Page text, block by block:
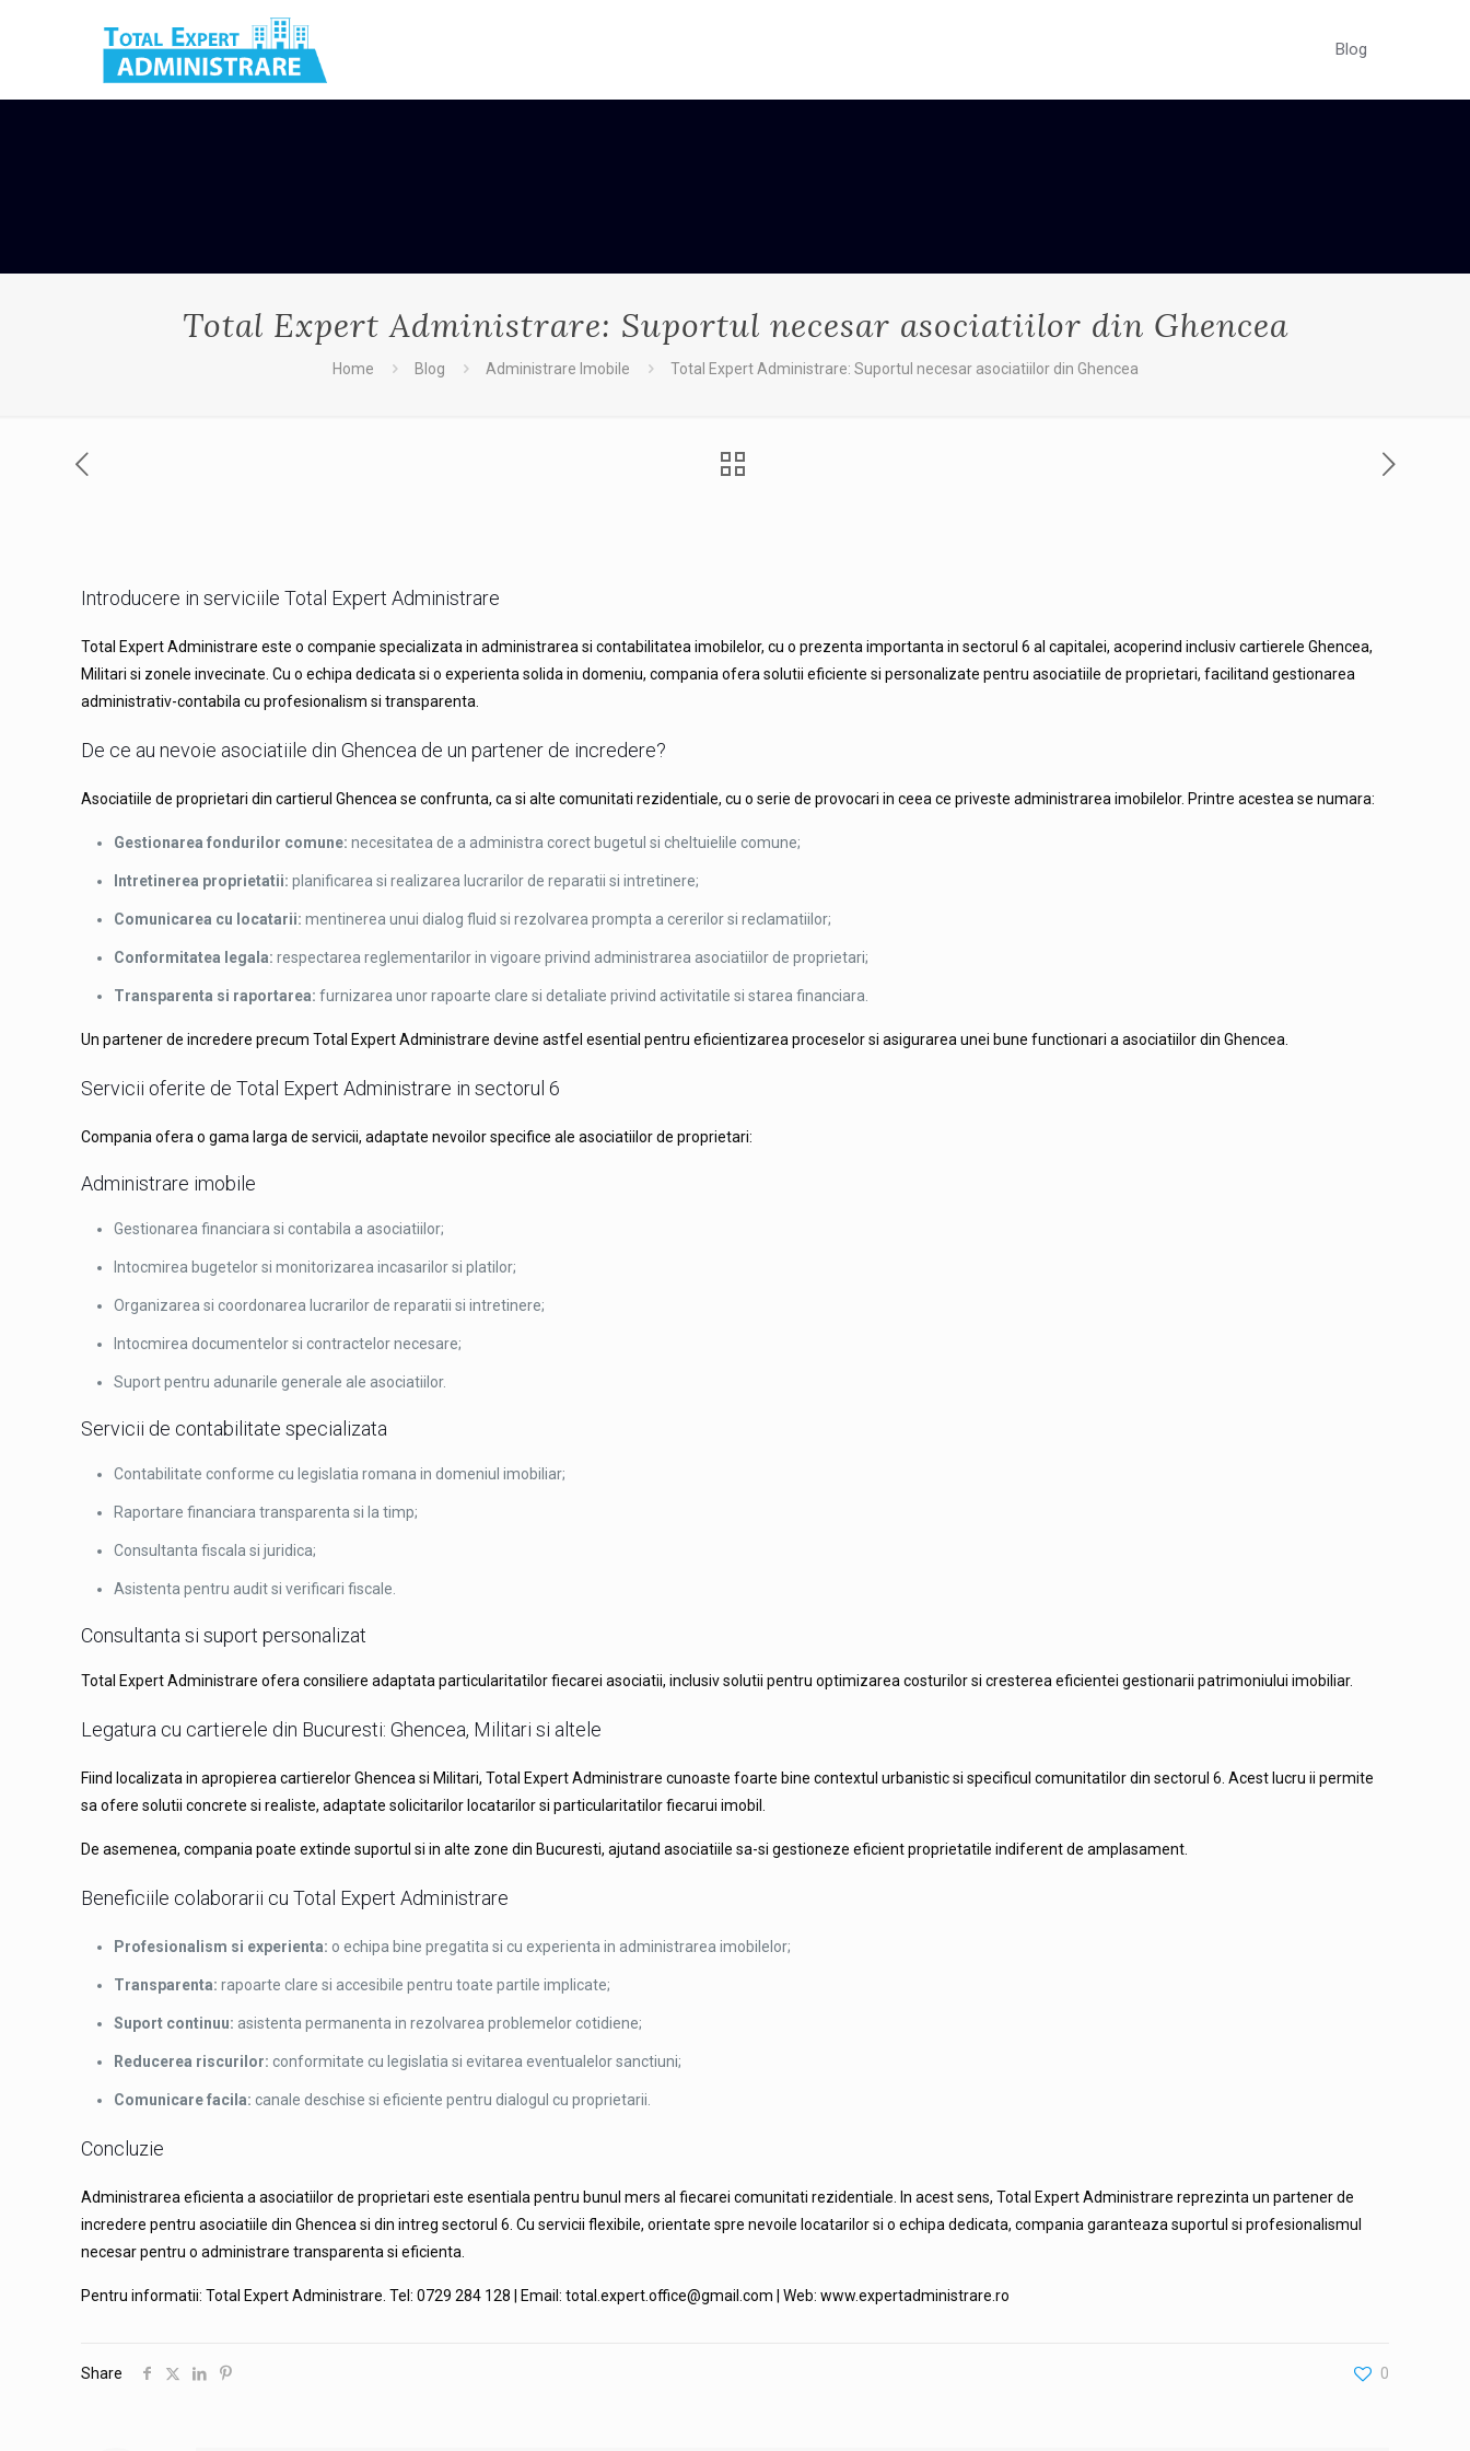
Blog
Total Expert Administrare: Suportul necesar asociatiilor din Ghencea
Home Blog Administrare Imobile Total Expert Administrare: Suportul necesar asociatiilor din Ghencea
Introducere in serviciile Total Expert Administrare
Total Expert Administrare este o companie specializata in administrarea si contabilitatea imobilelor, cu o prezenta importanta in sectorul 6 al capitalei, acoperind inclusiv cartierele Ghencea,
Militari si zonele invecinate. Cu o echipa dedicata si o experienta solida in domeniu, compania ofera solutii eficiente si personalizate pentru asociatiile de proprietari, facilitand gestionarea
administrativ-contabila cu profesionalism si transparenta.
De ce au nevoie asociatiile din Ghencea de un partener de incredere?
Asociatiile de proprietari din cartierul Ghencea se confrunta, ca si alte comunitati rezidentiale, cu o serie de provocari in ceea ce priveste administrarea imobilelor. Printre acestea se numara:
Gestionarea fondurilor comune: necesitatea de a administra corect bugetul si cheltuielile comune;
Intretinerea proprietatii: planificarea si realizarea lucrarilor de reparatii si intretinere;
Comunicarea cu locatarii: mentinerea unui dialog fluid si rezolvarea prompta a cererilor si reclamatiilor;
Conformitatea legala: respectarea reglementarilor in vigoare privind administrarea asociatiilor de proprietari;
Transparenta si raportarea: furnizarea unor rapoarte clare si detaliate privind activitatile si starea financiara.
Un partener de incredere precum Total Expert Administrare devine astfel esential pentru eficientizarea proceselor si asigurarea unei bune functionari a asociatiilor din Ghencea.
Servicii oferite de Total Expert Administrare in sectorul 6
Compania ofera o gama larga de servicii, adaptate nevoilor specifice ale asociatiilor de proprietari:
Administrare imobile
Gestionarea financiara si contabila a asociatiilor;
Intocmirea bugetelor si monitorizarea incasarilor si platilor;
Organizarea si coordonarea lucrarilor de reparatii si intretinere;
Intocmirea documentelor si contractelor necesare;
Suport pentru adunarile generale ale asociatiilor.
Servicii de contabilitate specializata
Contabilitate conforme cu legislatia romana in domeniul imobiliar;
Raportare financiara transparenta si la timp;
Consultanta fiscala si juridica;
Asistenta pentru audit si verificari fiscale.
Consultanta si suport personalizat
Total Expert Administrare ofera consiliere adaptata particularitatilor fiecarei asociatii, inclusiv solutii pentru optimizarea costurilor si cresterea eficientei gestionarii patrimoniului imobiliar.
Legatura cu cartierele din Bucuresti: Ghencea, Militari si altele
Fiind localizata in apropierea cartierelor Ghencea si Militari, Total Expert Administrare cunoaste foarte bine contextul urbanistic si specificul comunitatilor din sectorul 6. Acest lucru ii permite
sa ofere solutii concrete si realiste, adaptate solicitarilor locatarilor si particularitatilor fiecarui imobil.
De asemenea, compania poate extinde suportul si in alte zone din Bucuresti, ajutand asociatiile sa-si gestioneze eficient proprietatile indiferent de amplasament.
Beneficiile colaborarii cu Total Expert Administrare
Profesionalism si experienta: o echipa bine pregatita si cu experienta in administrarea imobilelor;
Transparenta: rapoarte clare si accesibile pentru toate partile implicate;
Suport continuu: asistenta permanenta in rezolvarea problemelor cotidiene;
Reducerea riscurilor: conformitate cu legislatia si evitarea eventualelor sanctiuni;
Comunicare facila: canale deschise si eficiente pentru dialogul cu proprietarii.
Concluzie
Administrarea eficienta a asociatiilor de proprietari este esentiala pentru bunul mers al fiecarei comunitati rezidentiale. In acest sens, Total Expert Administrare reprezinta un partener de
incredere pentru asociatiile din Ghencea si din intreg sectorul 6. Cu servicii flexibile, orientate spre nevoile locatarilor si o echipa dedicata, compania garanteaza suportul si profesionalismul
necesar pentru o administrare transparenta si eficienta.
Pentru informatii: Total Expert Administrare. Tel: 0729 284 128 | Email: total.expert.office@gmail.com | Web: www.expertadministrare.ro
Share 0